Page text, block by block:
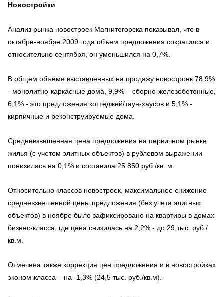
Новостройки
Анализ рынка новостроек Магнитогорска показывал, что в
октябре-ноябре 2009 года объем предложения сократился и
относительно сентября, он уменьшился на 0,7%.
В общем объеме выставленных на продажу новостроек 78,9%
- монолитно-каркасные дома, 9,9% – сборно-железобетонные,
6,1% - это предложения коттеджей/таун-хаусов и 5,1% -
кирпичные и реконструируемые дома.
Средневзвешенная цена предложения на первичном рынке
жилья (с учетом элитных объектов) в рублевом выражении
понизилась на 0,1% и составила 25 850 руб./кв. м.
Относительно классов новостроек, максимальное снижение
средневзвешенной цены предложения (без учета элитных
объектов) в ноябре было зафиксировано на квартиры в домах
бизнес-класса, где цена снизилась на 2,2% - до 29 тыс. руб./
кв.м.
Отмечена также коррекция цен предложения и в новостройках
эконом-класса – на -1,3% (24,5 тыс. руб./кв.м).